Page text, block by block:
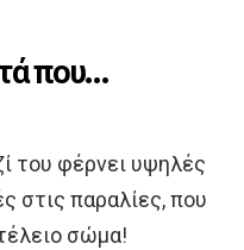
που…
του φέρνει υψηλές
στις παραλίες, που
σώμα!